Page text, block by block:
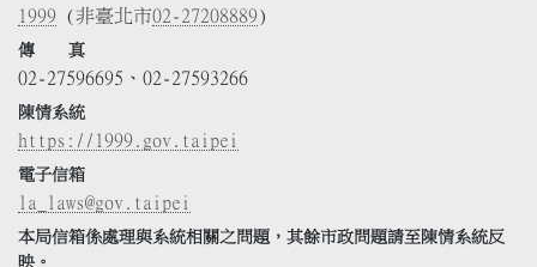
1999 (非臺北市02-27208889)
傳 真
02-27596695、02-27593266
陳情系統
https://1999.gov.taipei
電子信箱
la_laws@gov.taipei
本局信箱係處理與系統相關之問題，其餘市政問題請至陳情系統反
映。